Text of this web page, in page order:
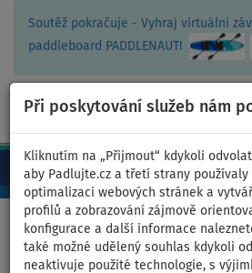
Soutěž pokračuje - Vyhraj virtuální
paddleboard PADDLENAUT!
Při poskytování služeb nám
Kliknutím na „Přijmout“ kdykoli
aby Padlujte.cz a třetí strany používaly
optimalizaci webových stránek a
profilů a zobrazování zájmově
konfigurace a další informace
také možné udělený souhlas kdykoli
neaktivuje použité technologie, s
CZ/Kč +420
Domů >Pádlujte v oblíbené barvě >
outfit 3